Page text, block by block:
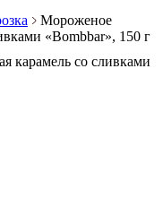
Мороженое
«Bombbar», 150 г
карамель со сливками